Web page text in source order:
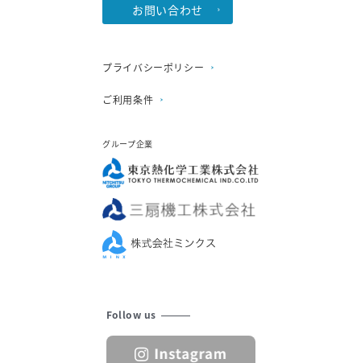
お問い合わせ
プライバシーポリシー
ご利用条件
グループ企業
Follow us